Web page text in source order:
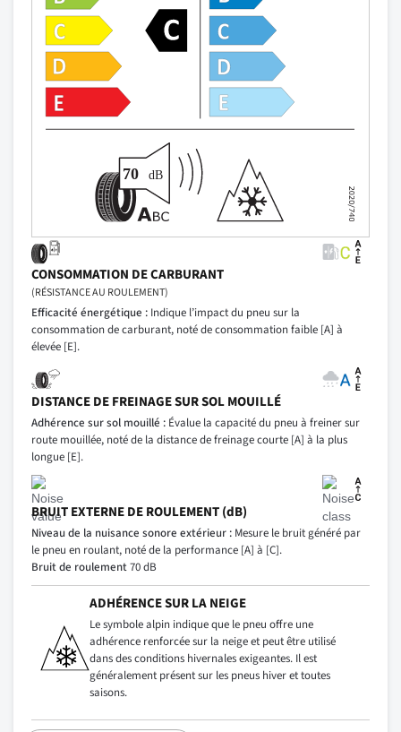
CONSOMMATION DE CARBURANT
(RÉSISTANCE AU ROULEMENT)
Efficacité énergétique : Indique l’impact du pneu sur la
consommation de carburant, noté de consommation faible [A] à
élevée [E].
DISTANCE DE FREINAGE SUR SOL MOUILLÉ
Adhérence sur sol mouillé : Évalue la capacité du pneu à freiner sur
route mouillée, noté de la distance de freinage courte [A] à la plus
longue [E].
BRUIT EXTERNE DE ROULEMENT (dB)
Niveau de la nuisance sonore extérieur : Mesure le bruit généré par
le pneu en roulant, noté de la performance [A] à [C].
Bruit de roulement70 dB
ADHÉRENCE SUR LA NEIGE
Le symbole alpin indique que le pneu offre une
adhérence renforcée sur la neige et peut être utilisé
dans des conditions hivernales exigeantes. Il est
généralement présent sur les pneus hiver et toutes
saisons.